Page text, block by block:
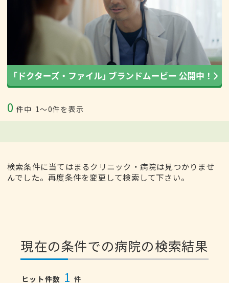
0 件中 1〜0件を表示
検索条件に当てはまるクリニック・病院は見つかりませ
んでした。再度条件を変更して検索して下さい。
現在の条件での病院の検索結果
ヒット件数 1 件